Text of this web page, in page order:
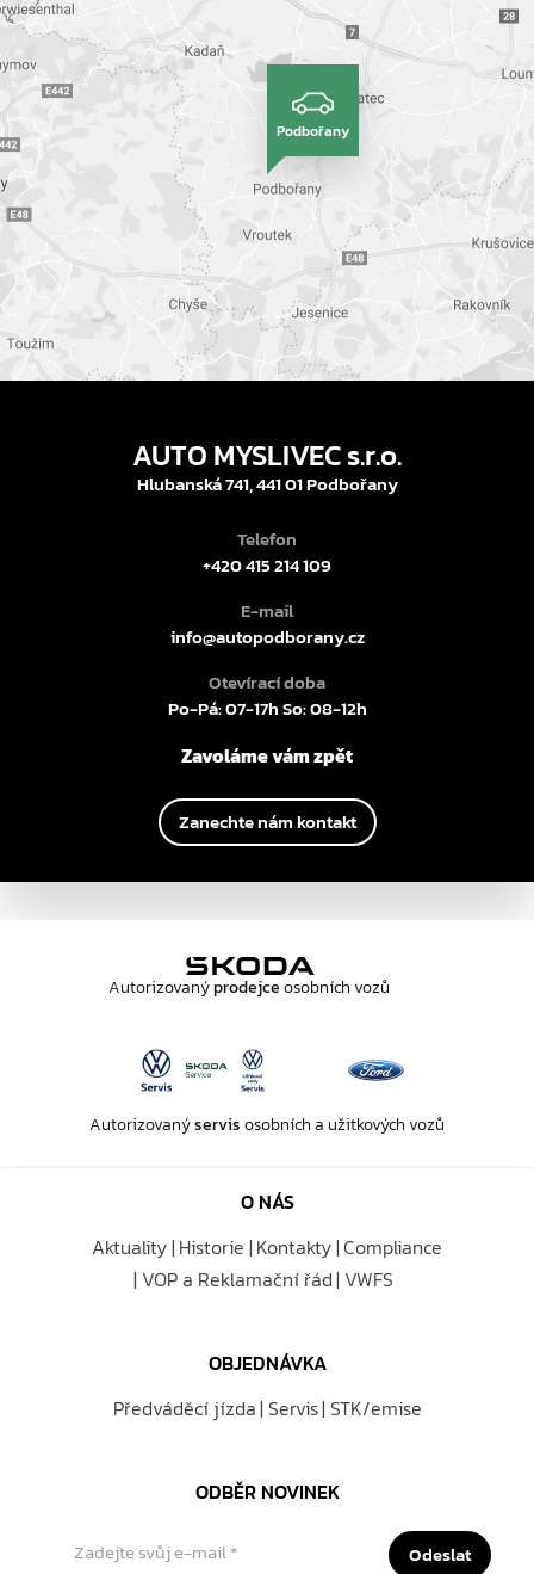
Podbořany
AUTO MYSLIVEC s.r.o.
Hlubanská 741, 441 01 Podbořany
Telefon
+420 415 214 109
E-mail
info@autopodborany.cz
Otevírací doba
Po-Pá: 07-17h So: 08-12h
Zavoláme vám zpět
Zanechte nám kontakt
Autorizovanýprodejceosobních vozů
Autorizovanýservisosobních a užitkových vozů
O NÁS
Aktuality Historie Kontakty Compliance
VOP a Reklamační řád VWFS
OBJEDNÁVKA
Předváděcí jízda Servis STK/emise
ODBĚR NOVINEK
Zadejte svůj e-mail* Odeslat